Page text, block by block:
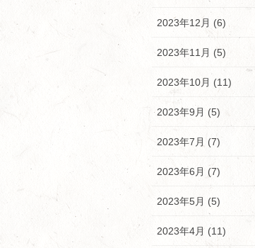
2023年12月 (6)
2023年11月 (5)
2023年10月 (11)
2023年9月 (5)
2023年7月 (7)
2023年6月 (7)
2023年5月 (5)
2023年4月 (11)